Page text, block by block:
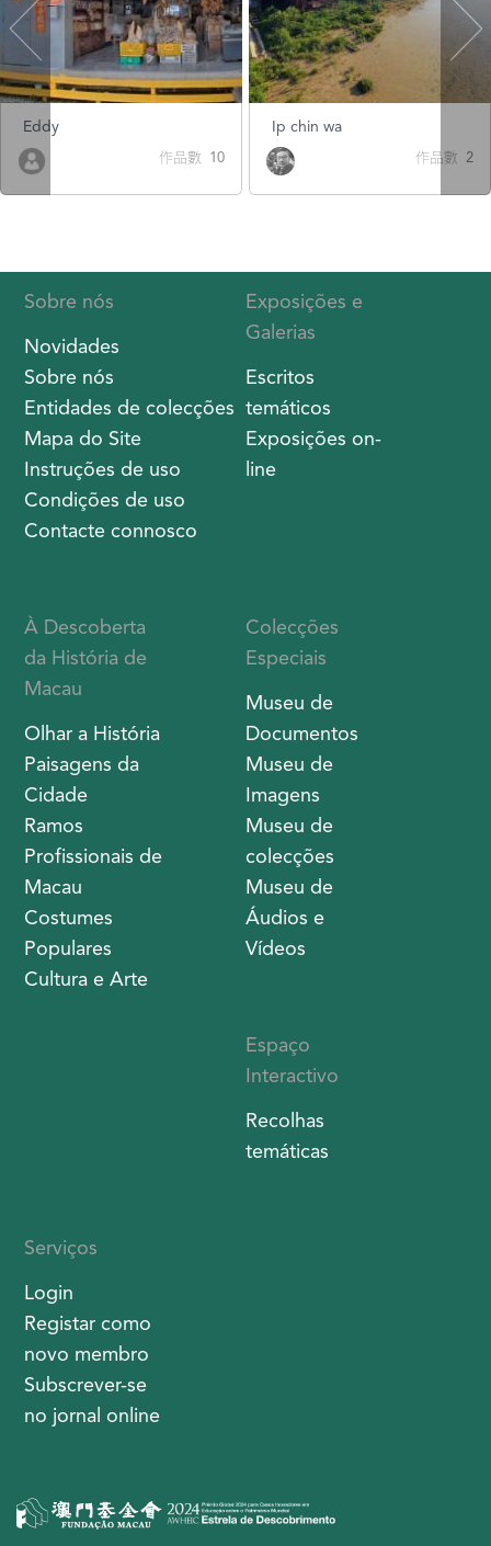
Eddy
作品數 10
Ip chin wa
作品數 2
Sobre nós
Novidades
Sobre nós
Entidades de colecções
Mapa do Site
Instruções de uso
Condições de uso
Contacte connosco
Exposições e
Galerias
Escritos
temáticos
Exposições on-
line
À Descoberta
da História de
Macau
Olhar a História
Paisagens da
Cidade
Ramos
Profissionais de
Macau
Costumes
Populares
Cultura e Arte
Colecções
Especiais
Museu de
Documentos
Museu de
Imagens
Museu de
colecções
Museu de
Áudios e
Vídeos
Espaço
Interactivo
Recolhas
temáticas
Serviços
Login
Registar como
novo membro
Subscrever-se
no jornal online